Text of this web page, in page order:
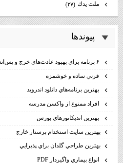
ملت يدك (۲۷)
پيوندها
فرني ساده و خوشمزه
بهترين برنامه‌هاي دانلود اندرويد
افراد ممنوع از واكسن مدرسه
بهترين انديكاتورهاي بورس
بهترين سايت استخدام پرستار خارج
بهترين طراحي گلدان براي پذيرايي
انواع بيماري واگيردار PDF